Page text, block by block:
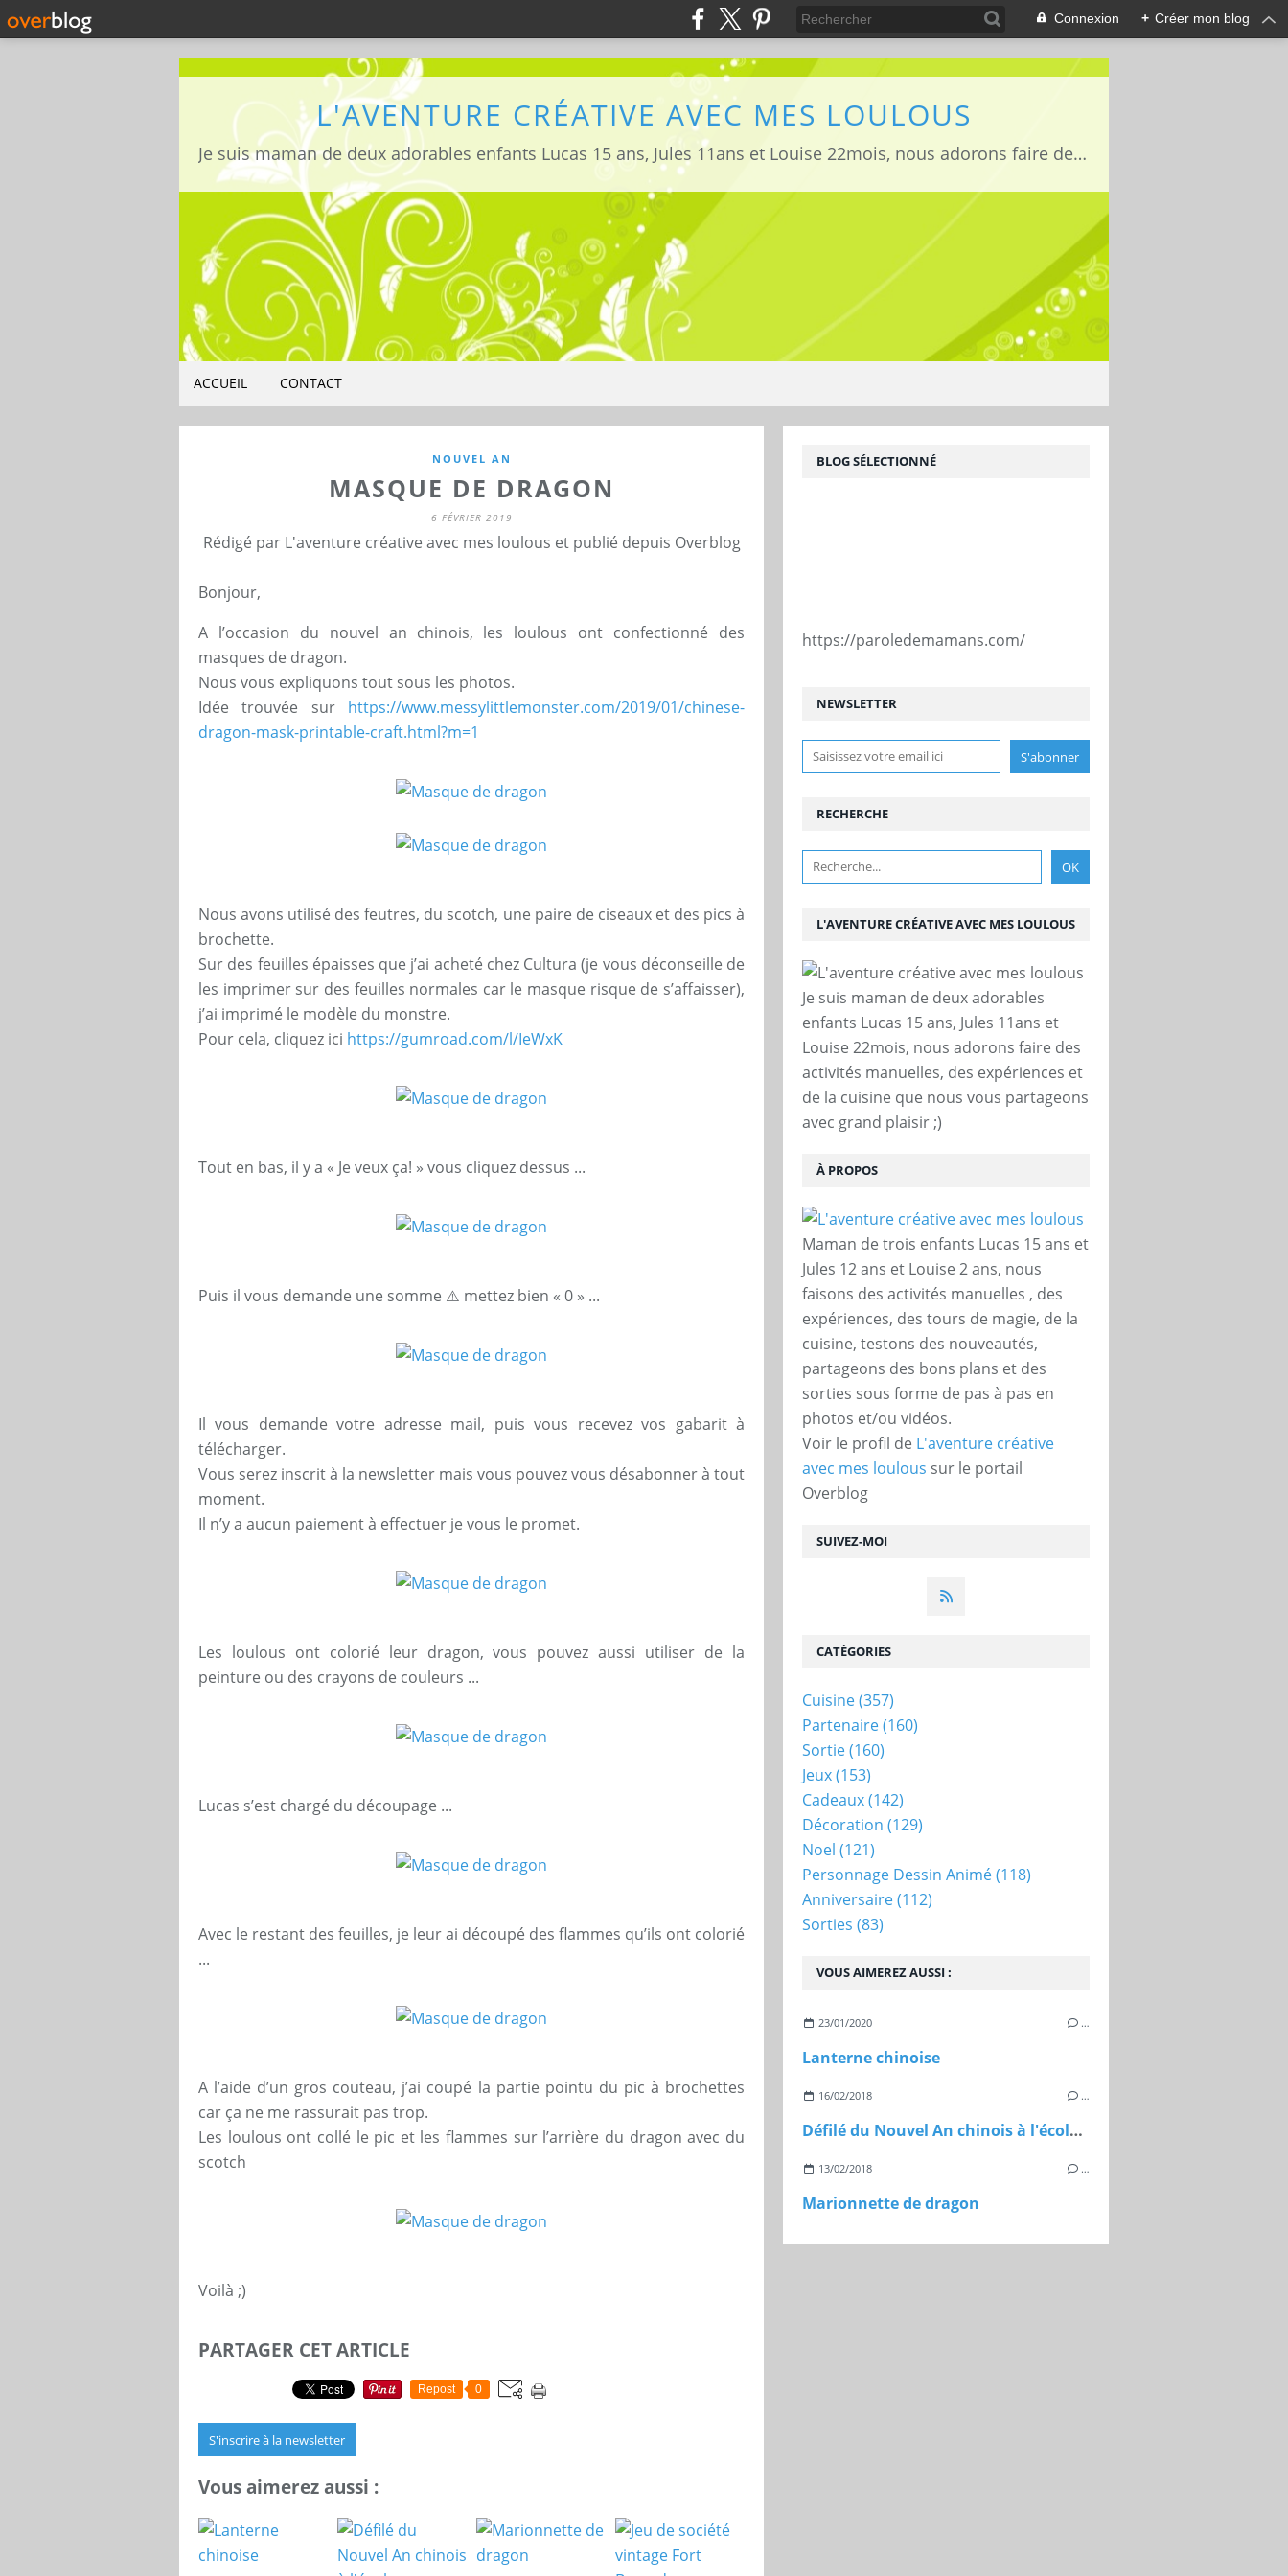
Connexion + Créer mon blog
L'AVENTURE CRÉATIVE AVEC MES LOULOUS
Je suis maman de deux adorables enfants Lucas 15 ans, Jules 11ans et Louise 22mois, nous adorons faire des activités manuelles, des expériences et de la cuisine que nous vous partageons avec grand plaisir ;)
ACCUEIL CONTACT
NOUVEL AN
MASQUE DE DRAGON
6 FÉVRIER 2019
Rédigé par L'aventure créative avec mes loulous et publié depuis Overblog
Bonjour,
A l’occasion du nouvel an chinois, les loulous ont confectionné des
masques de dragon.
Nous vous expliquons tout sous les photos.
Idée trouvée sur https://www.messylittlemonster.com/2019/01/chinese-
dragon-mask-printable-craft.html?m=1
Nous avons utilisé des feutres, du scotch, une paire de ciseaux et des pics à
brochette.
Sur des feuilles épaisses que j’ai acheté chez Cultura (je vous déconseille de
les imprimer sur des feuilles normales car le masque risque de s’affaisser),
j’ai imprimé le modèle du monstre.
Pour cela, cliquez ici https://gumroad.com/l/IeWxK
Tout en bas, il y a « Je veux ça! » vous cliquez dessus ...
Puis il vous demande une somme ⚠️ mettez bien « 0 » ...
Il vous demande votre adresse mail, puis vous recevez vos gabarit à
télécharger.
Vous serez inscrit à la newsletter mais vous pouvez vous désabonner à tout
moment.
Il n’y a aucun paiement à effectuer je vous le promet.
Les loulous ont colorié leur dragon, vous pouvez aussi utiliser de la
peinture ou des crayons de couleurs ...
Lucas s’est chargé du découpage ...
Avec le restant des feuilles, je leur ai découpé des flammes qu’ils ont colorié
...
A l’aide d’un gros couteau, j’ai coupé la partie pointu du pic à brochettes
car ça ne me rassurait pas trop.
Les loulous ont collé le pic et les flammes sur l’arrière du dragon avec du
scotch
Voilà ;)
PARTAGER CET ARTICLE
Repost 0
S'inscrire à la newsletter
Vous aimerez aussi :
NEWSLETTER
SUIVEZ-MOI
RECHERCHE
L'AVENTURE CRÉATIVE AVEC MES LOULOUS
Je suis maman de deux adorables
enfants Lucas 15 ans, Jules 11ans et
Louise 22mois, nous adorons faire des
activités manuelles, des expériences et
de la cuisine que nous vous partageons
avec grand plaisir ;)
À PROPOS
Maman de trois enfants Lucas 15 ans et
Jules 12 ans et Louise 2 ans, nous
faisons des activités manuelles , des
expériences, des tours de magie, de la
cuisine, testons des nouveautés,
partageons des bons plans et des
sorties sous forme de pas à pas en
photos et/ou vidéos.
Voir le profil de L'aventure créative
avec mes loulous sur le portail
Overblog
VOUS AIMEREZ AUSSI :
23/01/2020 …
Lanterne chinoise
16/02/2018 …
Défilé du Nouvel An chinois à l'école maternelle
13/02/2018 …
Marionnette de dragon
CATÉGORIES
Cuisine(357)
Partenaire(160)
Sortie(160)
Jeux(153)
Cadeaux(142)
Décoration (129)
Noel (121)
Personnage Dessin Animé(118)
Anniversaire(112)
Sorties (83)
BLOG SÉLECTIONNÉ
https://paroledemamans.com/